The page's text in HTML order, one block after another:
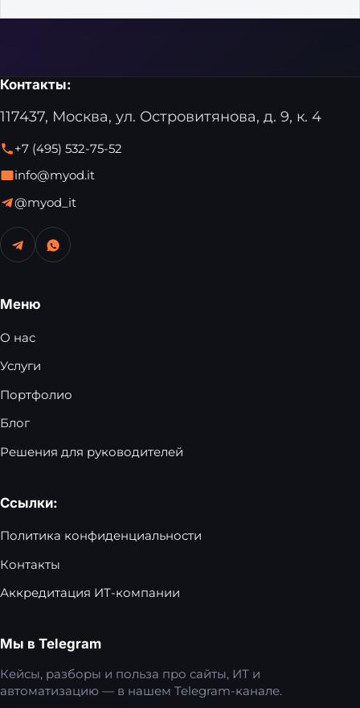
Контакты:
117437, Москва, ул. Островитянова, д. 9, к. 4
+7 (495) 532-75-52
info@myod.it
@myod_it
Меню
О нас
Услуги
Портфолио
Блог
Решения для руководителей
Ссылки:
Политика конфиденциальности
Контакты
Аккредитация ИТ-компании
Мы в Telegram
Кейсы, разборы и польза про сайты, ИТ и
автоматизацию — в нашем Telegram-канале.